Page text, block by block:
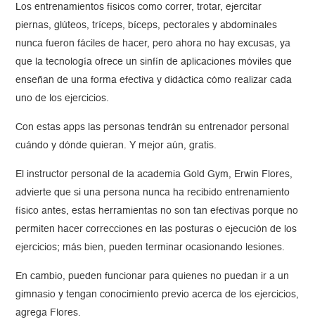
Los entrenamientos físicos como correr, trotar, ejercitar
piernas, glúteos, tríceps, bíceps, pectorales y abdominales
nunca fueron fáciles de hacer, pero ahora no hay excusas, ya
que la tecnología ofrece un sinfín de aplicaciones móviles que
enseñan de una forma efectiva y didáctica cómo realizar cada
uno de los ejercicios.
Con estas apps las personas tendrán su entrenador personal
cuándo y dónde quieran. Y mejor aún, gratis.
El instructor personal de la academia Gold Gym, Erwin Flores,
advierte que si una persona nunca ha recibido entrenamiento
físico antes, estas herramientas no son tan efectivas porque no
permiten hacer correcciones en las posturas o ejecución de los
ejercicios; más bien, pueden terminar ocasionando lesiones.
En cambio, pueden funcionar para quienes no puedan ir a un
gimnasio y tengan conocimiento previo acerca de los ejercicios,
agrega Flores.